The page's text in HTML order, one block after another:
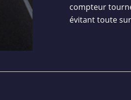
compteur
évitant toute